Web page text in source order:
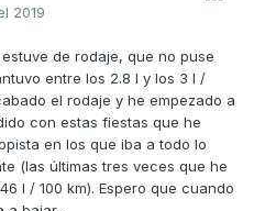
2019
de rodaje, que no puse
entre los 2.8 l y los 3 l /
el rodaje y he empezado a
con estas fiestas que he
en los que iba a todo lo
(las últimas tres veces que he
l / 100 km). Espero que cuando